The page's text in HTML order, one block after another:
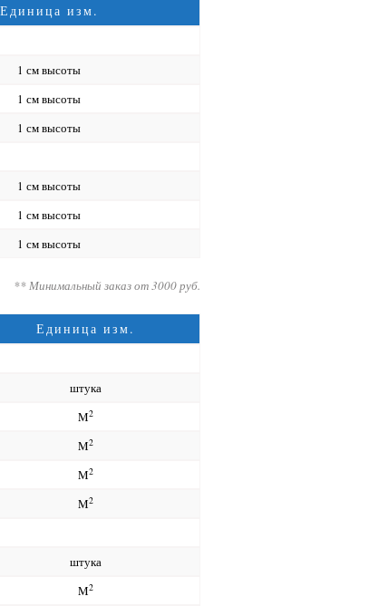
Единица изм.
1 см высоты
1 см высоты
1 см высоты
1 см высоты
1 см высоты
1 см высоты
** Минимальный заказ от 3000 руб.
Единица изм.
штука
M2
M2
M2
M2
штука
M2